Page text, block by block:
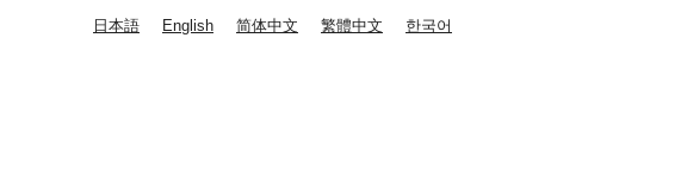
日本語 English 简体中文 繁體中文 한국어